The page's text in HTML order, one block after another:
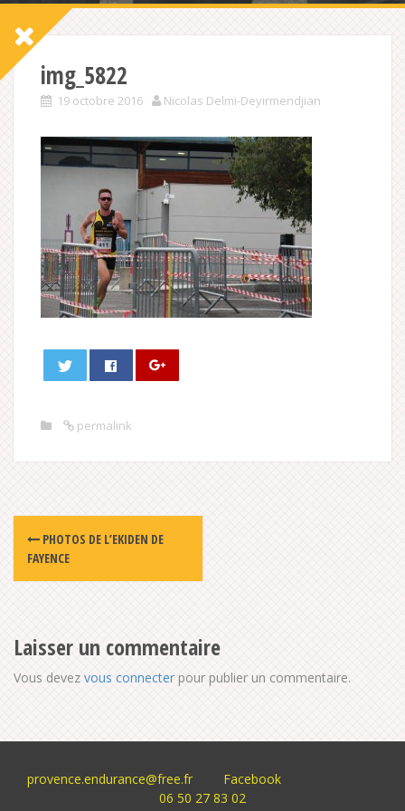
img_5822
19 octobre 2016 Nicolas Delmi-Deyirmendjian
permalink
Post
navigation
PHOTOS DE L’EKIDEN DE
FAYENCE
Laisser un commentaire
Vous devez vous connecter pour publier un commentaire.
provence.endurance@free.fr
Facebook
06 50 27 83 02